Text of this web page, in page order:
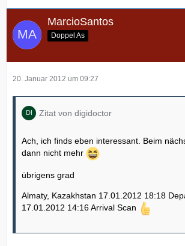
MarcioSantos
Doppel As
20. Januar 2012 um 09:27
Zitat von digidoctor
Ach, ich finds eben interessant. Beim
dann nicht mehr
übrigens grad
Almaty, Kazakhstan 17.01.2012 18:18
17.01.2012 14:16 Arrival Scan